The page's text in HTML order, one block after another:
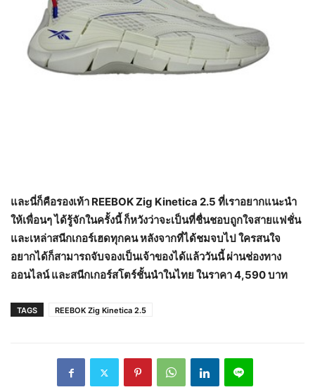
และนี่ก็คือรองเท้า REEBOK Zig Kinetica 2.5 ที่เราอยากแนะนำ
ให้เพื่อนๆ ได้รู้จักในครั้งนี้ ก็หวังว่าจะเป็นที่ชื่นชอบถูกใจสายแฟชั่น
และเหล่าสนีกเกอร์เฮดทุกคน หลังจากที่ได้ชมจบไป ใครสนใจ
อยากได้ก็สามารถจับจองเป็นเจ้าของได้แล้ววันนี้ ผ่านช่องทาง
ออนไลน์ และสนีกเกอร์สโตร์ชั้นนำในไทย ในราคา 4,590 บาท
TAGS REEBOK Zig Kinetica 2.5